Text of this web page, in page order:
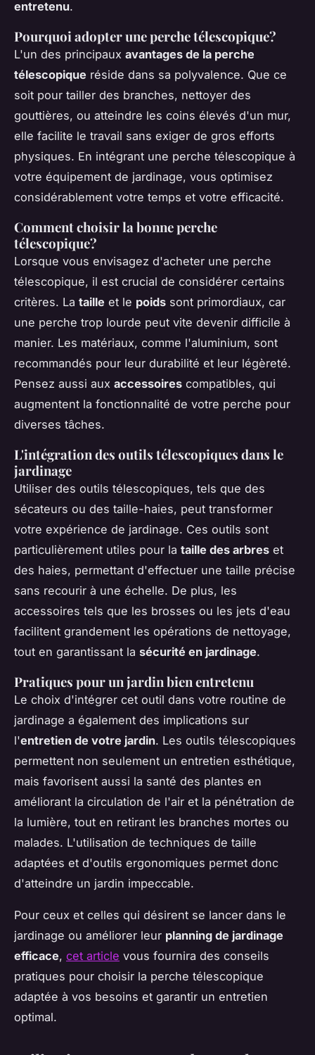
entretenu.
Pourquoi adopter une perche télescopique?
L'un des principaux avantages de la perche
télescopique réside dans sa polyvalence. Que ce
soit pour tailler des branches, nettoyer des
gouttières, ou atteindre les coins élevés d'un mur,
elle facilite le travail sans exiger de gros efforts
physiques. En intégrant une perche télescopique à
votre équipement de jardinage, vous optimisez
considérablement votre temps et votre efficacité.
Comment choisir la bonne perche
télescopique?
Lorsque vous envisagez d'acheter une perche
télescopique, il est crucial de considérer certains
critères. La taille et le poids sont primordiaux, car
une perche trop lourde peut vite devenir difficile à
manier. Les matériaux, comme l'aluminium, sont
recommandés pour leur durabilité et leur légèreté.
Pensez aussi aux accessoires compatibles, qui
augmentent la fonctionnalité de votre perche pour
diverses tâches.
L'intégration des outils télescopiques dans le
jardinage
Utiliser des outils télescopiques, tels que des
sécateurs ou des taille-haies, peut transformer
votre expérience de jardinage. Ces outils sont
particulièrement utiles pour la taille des arbres et
des haies, permettant d'effectuer une taille précise
sans recourir à une échelle. De plus, les
accessoires tels que les brosses ou les jets d'eau
facilitent grandement les opérations de nettoyage,
tout en garantissant la sécurité en jardinage.
Pratiques pour un jardin bien entretenu
Le choix d'intégrer cet outil dans votre routine de
jardinage a également des implications sur
l'entretien de votre jardin. Les outils télescopiques
permettent non seulement un entretien esthétique,
mais favorisent aussi la santé des plantes en
améliorant la circulation de l'air et la pénétration de
la lumière, tout en retirant les branches mortes ou
malades. L'utilisation de techniques de taille
adaptées et d'outils ergonomiques permet donc
d'atteindre un jardin impeccable.
Pour ceux et celles qui désirent se lancer dans le
jardinage ou améliorer leur planning de jardinage
efficace, cet article vous fournira des conseils
pratiques pour choisir la perche télescopique
adaptée à vos besoins et garantir un entretien
optimal.